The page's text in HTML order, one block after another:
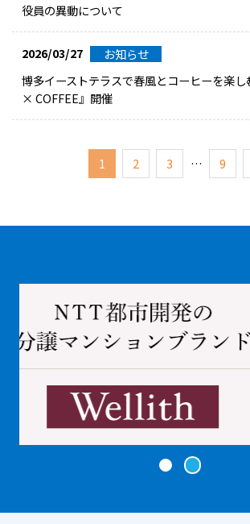
役員の異動について
2026/03/27
お知らせ
博多イーストテラスで春風とコーヒーを楽し
× COFFEE』開催
1 2 3 … 9